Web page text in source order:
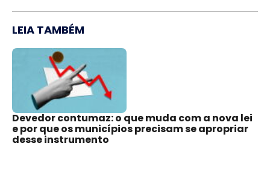
LEIA TAMBÉM
Devedor contumaz: o que muda com a nova lei
e por que os municípios precisam se apropriar
desse instrumento